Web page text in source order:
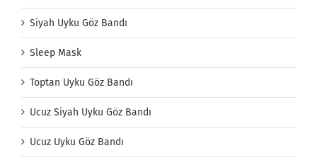
Siyah Uyku Göz Bandı
Sleep Mask
Toptan Uyku Göz Bandı
Ucuz Siyah Uyku Göz Bandı
Ucuz Uyku Göz Bandı